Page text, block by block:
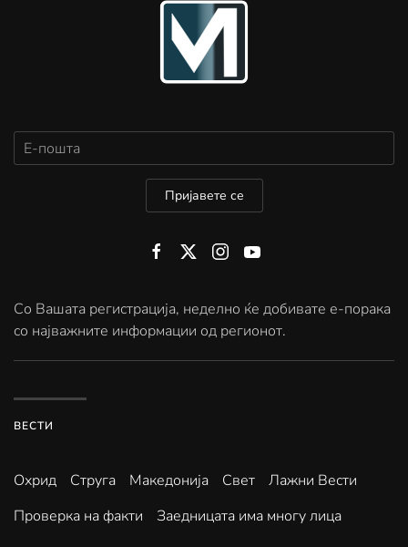
Пријавете се
Со Вашата регистрација, неделно ќе добивате е-порака
со најважните информации од регионот.
ВЕСТИ
Охрид Струга Македонија Свет
Лажни Вести
Проверка на факти
Заедницата има многу лица